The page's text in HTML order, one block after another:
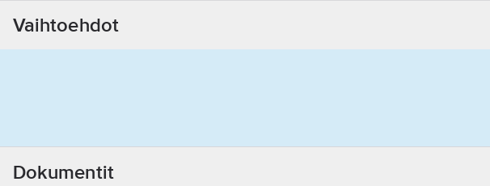
Vaihtoehdot
Dokumentit